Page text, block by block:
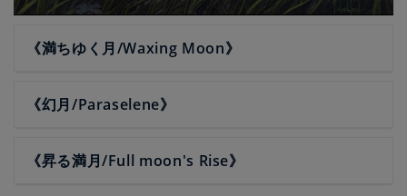
《満ちゆく月/Waxing Moon》
《幻月/Paraselene》
《昇る満月/Full moon's Rise》